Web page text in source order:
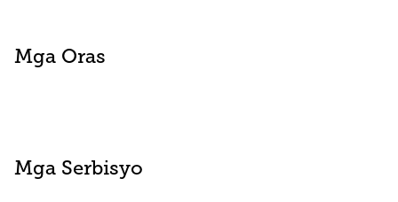
Mga Oras
Mga Serbisyo